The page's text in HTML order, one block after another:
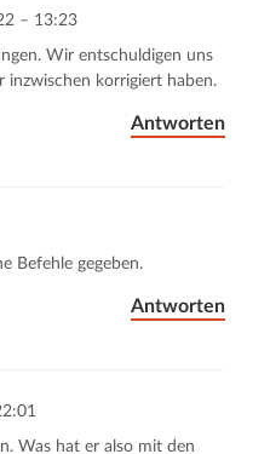
– 13:23
Wir entschuldigen uns
inzwischen korrigiert haben.
Antworten
Befehle gegeben.
Antworten
Was hat er also mit den